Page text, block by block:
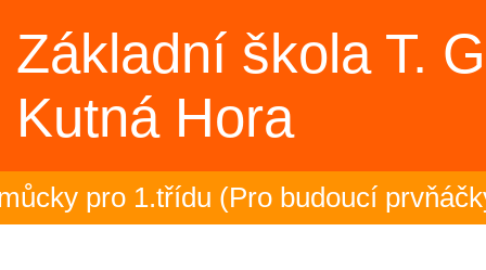
Základní škola T.
Kutná Hora
pro 1.třídu (Pro budoucí